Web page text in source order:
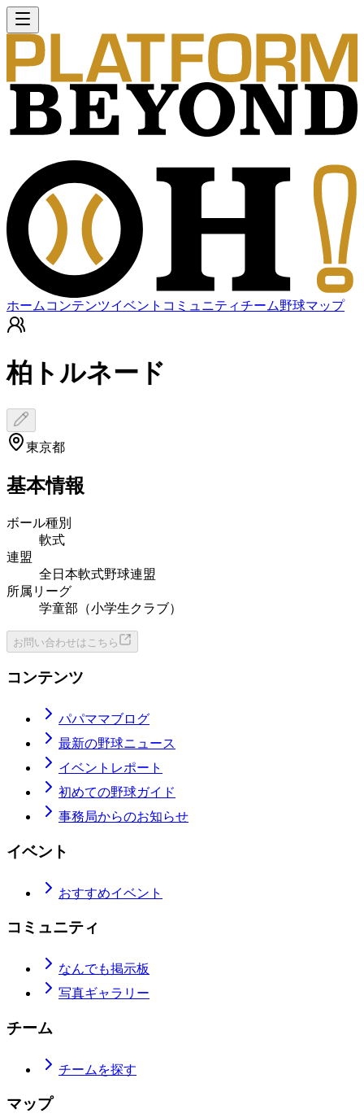
ホーム コンテンツイベント コミュニティチーム野球マップ
柏トルネード
東京都
基本情報
ボール種別
軟式
連盟
全日本軟式野球連盟
所属リーグ
学童部（小学生クラブ）
お問い合わせはこちら
コンテンツ
パパママブログ
最新の野球ニュース
イベントレポート
初めての野球ガイド
事務局からのお知らせ
イベント
おすすめイベント
コミュニティ
なんでも掲示板
写真ギャラリー
チーム
チームを探す
マップ